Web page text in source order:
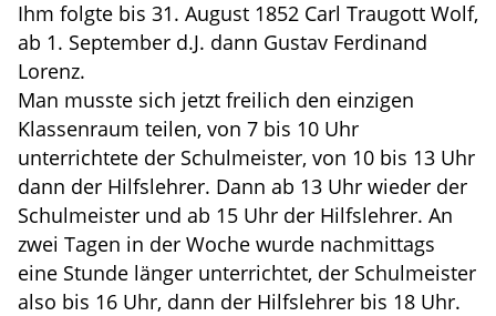
Ihm folgte bis 31. August 1852 Carl Traugott Wolf,
ab 1. September d.J. dann Gustav Ferdinand
Lorenz.
Man musste sich jetzt freilich den einzigen
Klassenraum teilen, von 7 bis 10 Uhr
unterrichtete der Schulmeister, von 10 bis 13 Uhr
dann der Hilfslehrer. Dann ab 13 Uhr wieder der
Schulmeister und ab 15 Uhr der Hilfslehrer. An
zwei Tagen in der Woche wurde nachmittags
eine Stunde länger unterrichtet, der Schulmeister
also bis 16 Uhr, dann der Hilfslehrer bis 18 Uhr.